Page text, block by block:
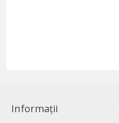
Informații